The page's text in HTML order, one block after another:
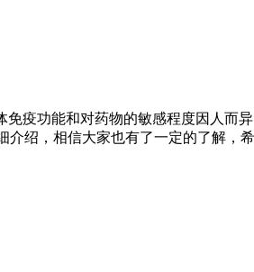
疫功能和对药物的敏感程度因人而
绍，相信大家也有了一定的了解，